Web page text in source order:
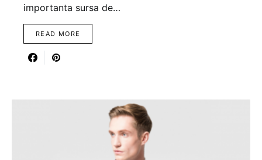
importanta sursa de…
READ MORE